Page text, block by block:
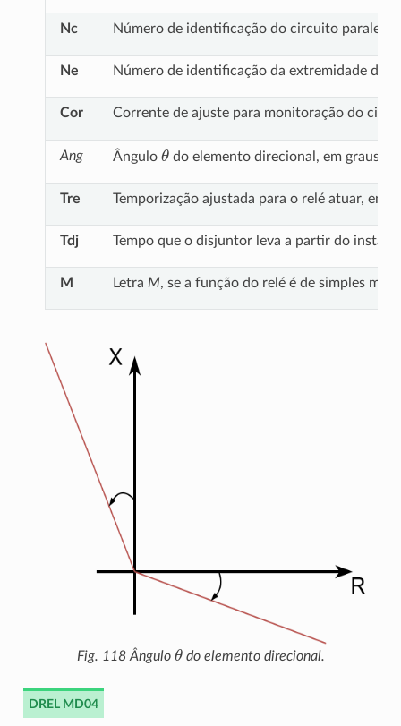
Nc Número de identificação do circuito paralelo
Ne Número de identificação da extremidade do
Cor Corrente de ajuste para monitoração do
Ang Ângulo θdo elemento direcional, em graus,
Tre Temporização ajustada para o relé atuar, em
Tdj Tempo que o disjuntor leva a partir do
M Letra M, se a função do relé é de simples
Fig. 118Ânguloθdo elemento direcional.
DREL MD04